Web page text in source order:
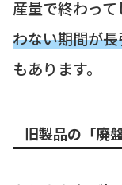
産量で終わって
わない期間が
もあります。
旧製品の「廃